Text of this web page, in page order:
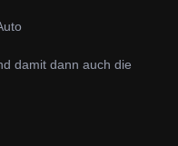
damit dann auch die